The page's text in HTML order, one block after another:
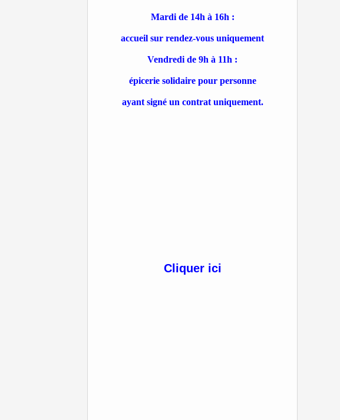
Mardi de 14h à 16h :
accueil sur rendez-vous uniquement
Vendredi de 9h à 11h :
épicerie solidaire pour personne
ayant signé un contrat uniquement.
Cliquer ici